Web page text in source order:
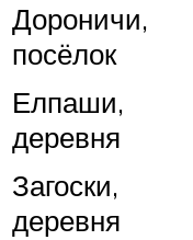
Дороничи,
посёлок
Елпаши,
деревня
Загоски,
деревня